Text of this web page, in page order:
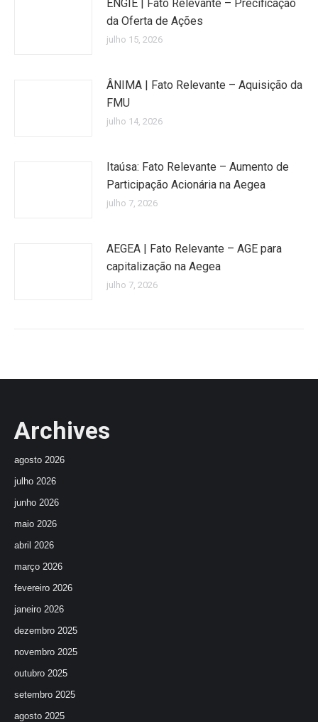
ENGIE | Fato Relevante – Precificação
da Oferta de Ações
julho 15, 2026
ÂNIMA | Fato Relevante – Aquisição da
FMU
julho 14, 2026
Itaúsa: Fato Relevante – Aumento de
Participação Acionária na Aegea
julho 7, 2026
AEGEA | Fato Relevante – AGE para
capitalização na Aegea
julho 7, 2026
Archives
agosto 2026
julho 2026
junho 2026
maio 2026
abril 2026
março 2026
fevereiro 2026
janeiro 2026
dezembro 2025
novembro 2025
outubro 2025
setembro 2025
agosto 2025